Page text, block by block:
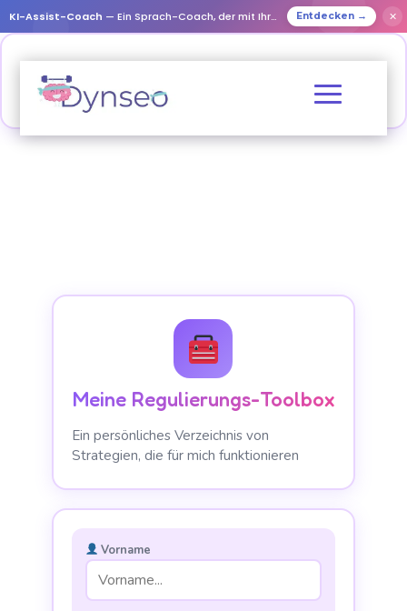
KI-Assist-Coach — Ein Sprach-Coach, der mit Ihren Lieben spielt Entdecken → ✕
Meine Regulierungs-Toolbox
Ein persönliches Verzeichnis von
Strategien, die für mich funktionieren
Vorname